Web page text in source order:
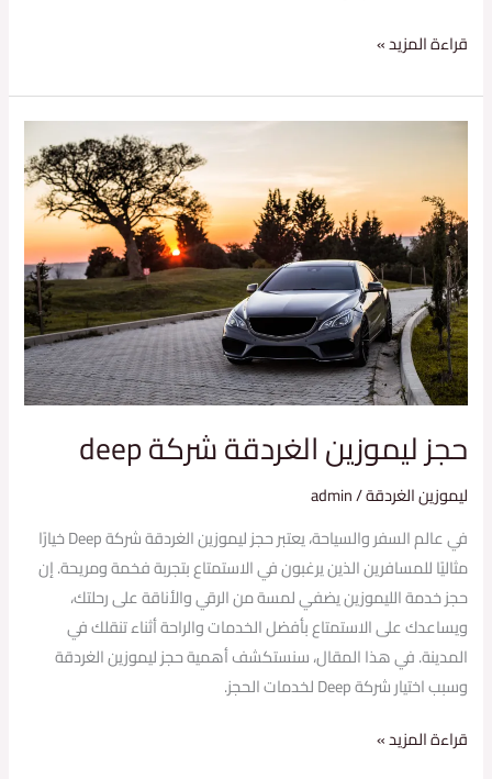
قراءة المزيد »
حجز ليموزين الغردقة شركة deep
ليموزين الغردقة/
admin
في عالم السفر والسياحة، يعتبر حجز ليموزين الغردقة شركة Deep خيارًا
مثاليًا للمسافرين الذين يرغبون في الاستمتاع بتجربة فخمة ومريحة. إن
حجز خدمة الليموزين يضفي لمسة من الرقي والأناقة على رحلتك،
ويساعدك على الاستمتاع بأفضل الخدمات والراحة أثناء تنقلك في
المدينة. في هذا المقال، سنستكشف أهمية حجز ليموزين الغردقة
وسبب اختيار شركة Deep لخدمات الحجز.
الغردقة
شركة
deep
قراءة المزيد »